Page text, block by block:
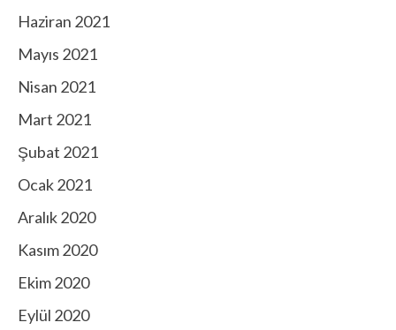
Haziran 2021
Mayıs 2021
Nisan 2021
Mart 2021
Şubat 2021
Ocak 2021
Aralık 2020
Kasım 2020
Ekim 2020
Eylül 2020